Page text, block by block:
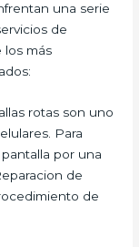
una serie
de
los más
rotas son uno
Para
por una
de
de